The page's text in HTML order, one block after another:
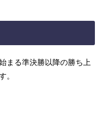
まる準決勝以降の勝ち上
。